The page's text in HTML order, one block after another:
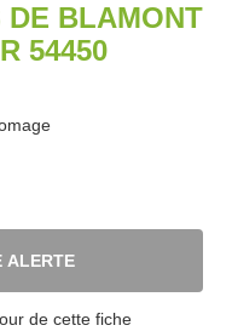
DE BLAMONT
54450
ALERTE
de cette fiche